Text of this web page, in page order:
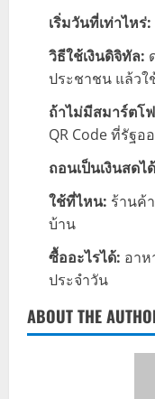
เริ่มวันที่เท่าไหร่:
วิธีใช้เงินดิจิทัล:
ประชาชน แล้วใ
ถ้าไม่มีสมาร์ตโ
QR Code ที่รัฐอ
ถอนเป็นเงินสดไ
ใช้ที่ไหน: ร้านค้
บ้าน
ซื้ออะไรได้: อาห
ประจำวัน
ABOUT THE